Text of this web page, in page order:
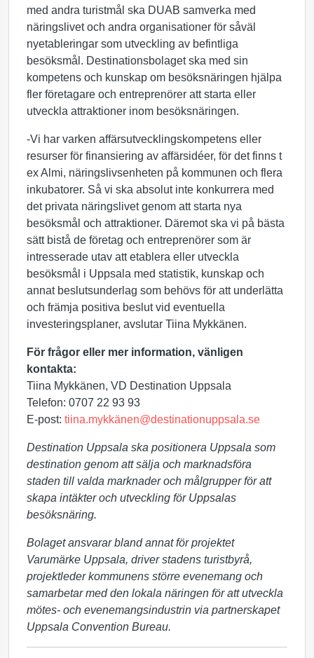
med andra turistmål ska DUAB samverka med
näringslivet och andra organisationer för såväl
nyetableringar som utveckling av befintliga
besöksmål. Destinationsbolaget ska med sin
kompetens och kunskap om besöksnäringen hjälpa
fler företagare och entreprenörer att starta eller
utveckla attraktioner inom besöksnäringen.
-Vi har varken affärsutvecklingskompetens eller
resurser för finansiering av affärsidéer, för det finns t
ex Almi, näringslivsenheten på kommunen och flera
inkubatorer. Så vi ska absolut inte konkurrera med
det privata näringslivet genom att starta nya
besöksmål och attraktioner. Däremot ska vi på bästa
sätt bistå de företag och entreprenörer som är
intresserade utav att etablera eller utveckla
besöksmål i Uppsala med statistik, kunskap och
annat beslutsunderlag som behövs för att underlätta
och främja positiva beslut vid eventuella
investeringsplaner, avslutar Tiina Mykkänen.
För frågor eller mer information, vänligen
kontakta:
Tiina Mykkänen, VD Destination Uppsala
Telefon: 0707 22 93 93
E-post: tiina.mykkänen@destinationuppsala.se
Destination Uppsala ska positionera Uppsala som
destination genom att sälja och marknadsföra
staden till valda marknader och målgrupper för att
skapa intäkter och utveckling för Uppsalas
besöksnäring.
Bolaget ansvarar bland annat för projektet
Varumärke Uppsala, driver stadens turistbyrå,
projektleder kommunens större evenemang och
samarbetar med den lokala näringen för att utveckla
mötes- och evenemangsindustrin via partnerskapet
Uppsala Convention Bureau.